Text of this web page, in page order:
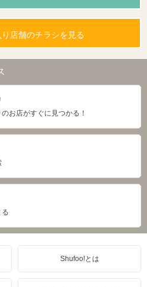
店舗のチラシを見る
お店がすぐに見つかる！
Shufoo!とは